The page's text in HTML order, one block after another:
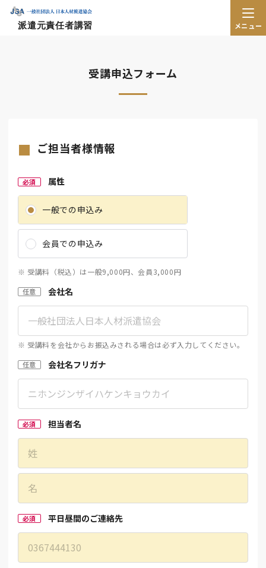
メニュー
派遣元責任者講習
受講申込フォーム
ご担当者様情報
必須 属性
一般での申込み
会員での申込み
※ 受講料（税込）は一般9,000円、会員3,000円
任意 会社名
※ 受講料を会社からお振込みされる場合は必ず入力してください。
任意 会社名フリガナ
必須 担当者名
必須 平日昼間のご連絡先